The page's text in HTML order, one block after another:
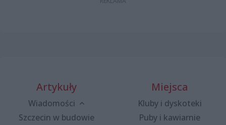
Artykuły
Wiadomości
Szczecin w budowie
Miejsca
Kluby i dyskoteki
Puby i kawiarnie